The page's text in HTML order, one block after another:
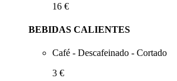
16 €
BEBIDAS CALIENTES
Café - Descafeinado - Cortado
3 €